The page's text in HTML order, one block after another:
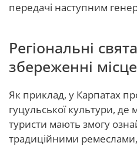
передачі наступним
Регіональні
збереженні
Як приклад, у Карпатах
гуцульської культури,
туристи мають змогу
традиційними